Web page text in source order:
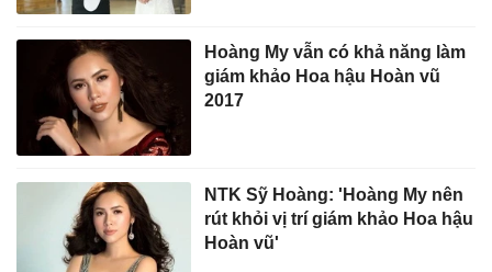
Hoàng My vẫn có khả năng làm
giám khảo Hoa hậu Hoàn vũ
2017
NTK Sỹ Hoàng: 'Hoàng My nên
rút khỏi vị trí giám khảo Hoa hậu
Hoàn vũ'